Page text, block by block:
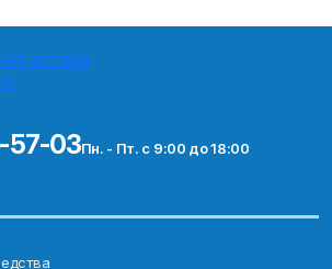
57-03Пн. - Пт. с 9:00 до 18:00